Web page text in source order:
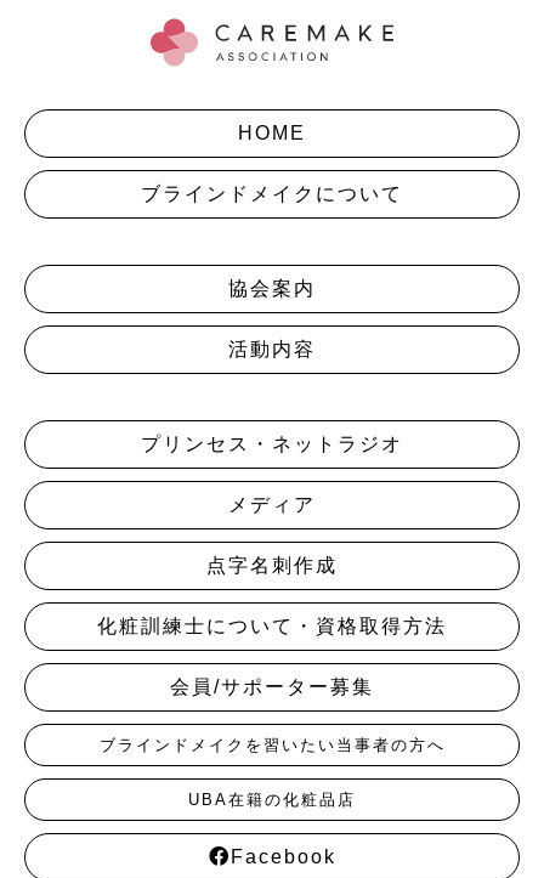
HOME
ブラインドメイクについて
協会案内
活動内容
プリンセス・ネットラジオ
メディア
点字名刺作成
化粧訓練士について・資格取得方法
会員/サポーター募集
ブラインドメイクを習いたい当事者の方へ
UBA在籍の化粧品店
Facebook